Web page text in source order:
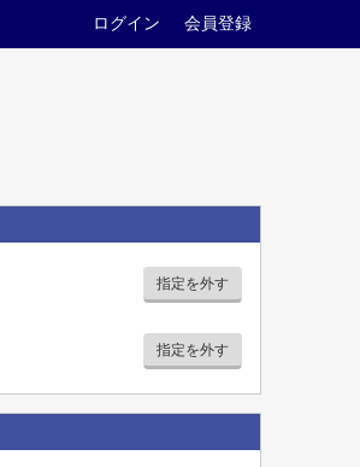
ログイン 会員登録
指定を外す
指定を外す